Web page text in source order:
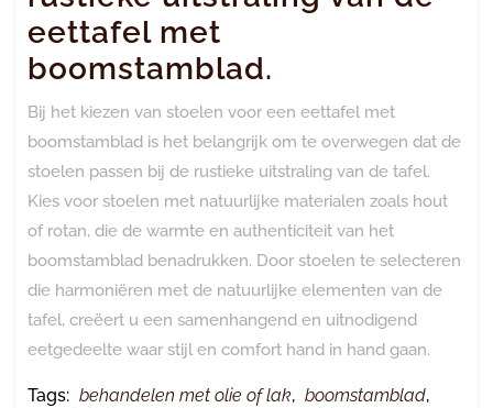
eettafel met
boomstamblad.
Bij het kiezen van stoelen voor een eettafel met
boomstamblad is het belangrijk om te overwegen dat de
stoelen passen bij de rustieke uitstraling van de tafel.
Kies voor stoelen met natuurlijke materialen zoals hout
of rotan, die de warmte en authenticiteit van het
boomstamblad benadrukken. Door stoelen te selecteren
die harmoniëren met de natuurlijke elementen van de
tafel, creëert u een samenhangend en uitnodigend
eetgedeelte waar stijl en comfort hand in hand gaan.
Tags: behandelen met olie of lak, boomstamblad,